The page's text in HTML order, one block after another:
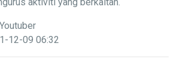
12-09 06:32